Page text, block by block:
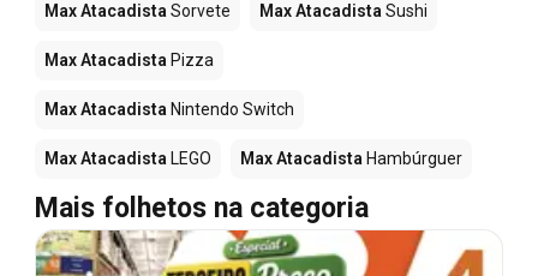
Max Atacadista Sorvete Max Atacadista Sushi
Max Atacadista Pizza
Max Atacadista Nintendo Switch
Max Atacadista LEGO Max Atacadista Hambúrguer
Mais folhetos na categoria